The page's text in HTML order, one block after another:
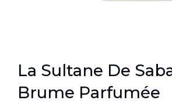
La Sultane De
Brume Parfumée